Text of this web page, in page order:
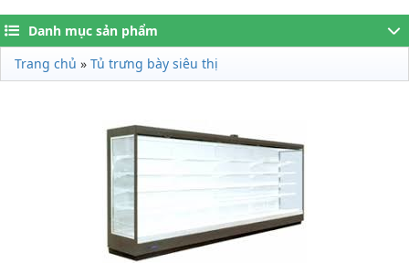
Danh mục sản phẩm
Trang chủ » Tủ trưng bày siêu thị